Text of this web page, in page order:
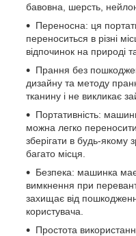
бавовна, шерсть,
Переносна: ця
переноситься в різні
відпочинок на природі та
Прання без
дизайну та методу
тканину і не викликає
Портативність:
можна легко
зберігати в будь-якому
багато місця.
Безпека: машинка
вимкнення при
захищає від
користувача.
Простота